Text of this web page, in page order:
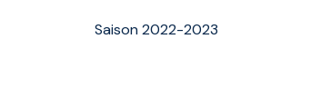
Saison 2022-2023